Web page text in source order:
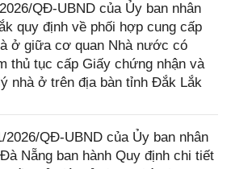
QĐ-UBND của Ủy ban nhân
quy định về phối hợp cung cấp
ở giữa cơ quan Nhà nước có
thủ tục cấp Giấy chứng nhận và
nhà ở trên địa bàn tỉnh Đắk Lắk
2026/QĐ-UBND của Ủy ban nhân
Nẵng ban hành Quy định chi tiết